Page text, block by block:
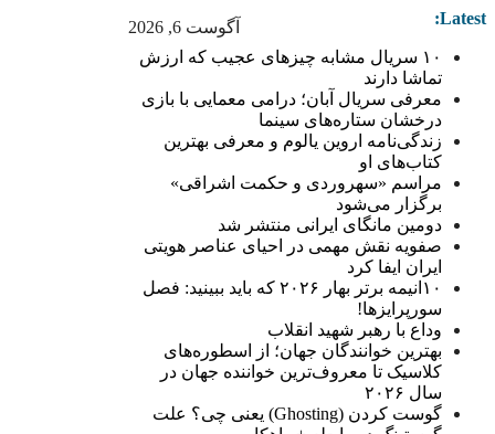
آگوست 6, 2026 Latest:
۱۰ سریال مشابه چیزهای عجیب که ارزش
تماشا دارند
معرفی سریال آبان؛ درامی معمایی با بازی
درخشان ستاره‌های سینما
زندگی‌نامه اروین یالوم و معرفی بهترین
کتاب‌های او
مراسم «سهروردی و حکمت اشراقی»
برگزار می‌شود
دومین مانگای ایرانی منتشر شد
صفویه نقش مهمی در احیای عناصر هویتی
ایران ایفا کرد
۱۰انیمه برتر بهار ۲۰۲۶ که باید ببینید: فصل
سورپرایزها!
وداع با رهبر شهید انقلاب
بهترین خوانندگان جهان؛ از اسطوره‌های
کلاسیک تا معروف‌ترین خواننده جهان در
سال ۲۰۲۶
گوست کردن (Ghosting) یعنی چی؟ علت